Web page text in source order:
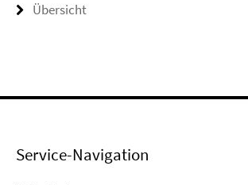
Übersicht
Service-Navigation